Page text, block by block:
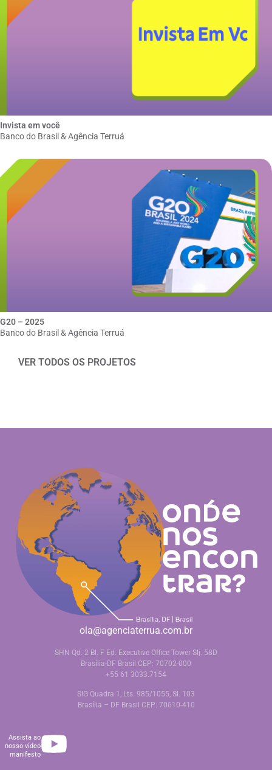
Invista em você
Banco do Brasil & Agência Terruá
G20 – 2025
Banco do Brasil & Agência Terruá
VER TODOS OS PROJETOS
ola@agenciaterrua.com.br
SHN Qd. 2 Bl. F Ed. Executive Office Tower Slj. 58D
Brasília-DF Brasil CEP: 70702-000
+55 61 3033.7154
SIG Quadra 1, Lts. 985/1055, Sl. 103
Brasília – DF Brasil CEP: 70610-410
Assista ao
nosso vídeo
manifesto